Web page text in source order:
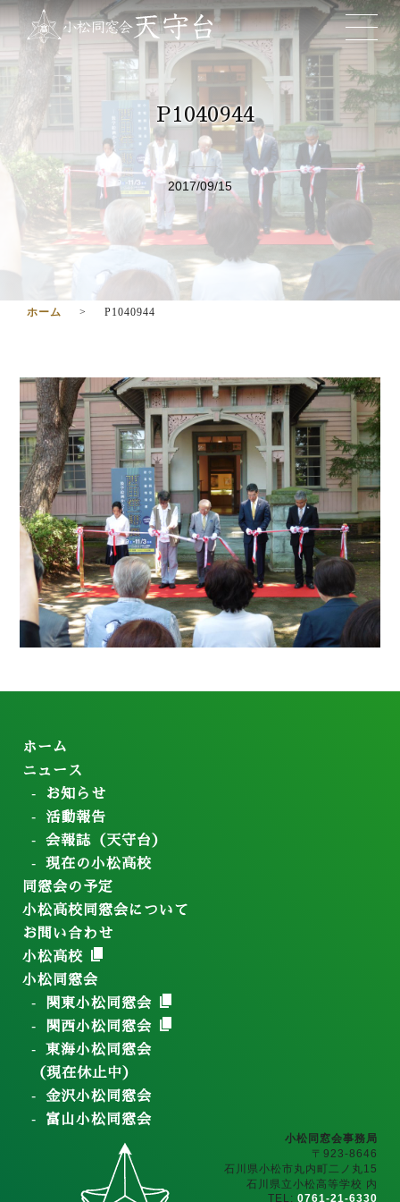
P1040944
2017/09/15
ホーム P1040944
ホーム
ニュース
お知らせ
活動報告
会報誌（天守台）
現在の小松高校
同窓会の予定
小松高校同窓会について
お問い合わせ
小松高校
小松同窓会
関東小松同窓会
関西小松同窓会
東海小松同窓会
（現在休止中）
金沢小松同窓会
富山小松同窓会
小松同窓会事務局
〒923-8646
石川県小松市丸内町二ノ丸15
石川県立小松高等学校 内
TEL: 0761-21-6330